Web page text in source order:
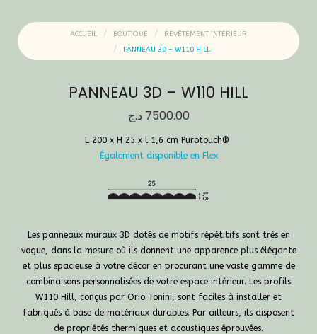
ACCUEIL BOUTIQUE
REVÊTEMENT INTÉRIEUR
PANNEAU 3D – W110 HILL
PANNEAU 3D – W110 HILL
7500.00 د.ج
L 200 x H 25 x l 1,6 cm Purotouch® ‎
Également disponible en Flex
Les panneaux muraux 3D dotés de motifs répétitifs sont très en
vogue, dans la mesure où ils donnent une apparence plus élégante
et plus spacieuse à votre décor en procurant une vaste gamme de
combinaisons personnalisées de votre espace intérieur. Les profils
W110 Hill, conçus par Orio Tonini, sont faciles à installer et
fabriqués à base de matériaux durables. Par ailleurs, ils disposent
de propriétés thermiques et acoustiques éprouvées.